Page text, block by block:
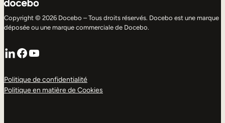
Copyright © 2026 Docebo – Tous droits réservés. Docebo est une marque
déposée ou une marque commerciale de Docebo.
LinkedIn
Facebook
YouTube
Politique de confidentialité
Politique en matière de Cookies